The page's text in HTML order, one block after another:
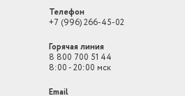
Телефон
+7 (996) 266-45-02
Горячая линия
8 800 700 51 44
8:00 - 20:00 мск
Email